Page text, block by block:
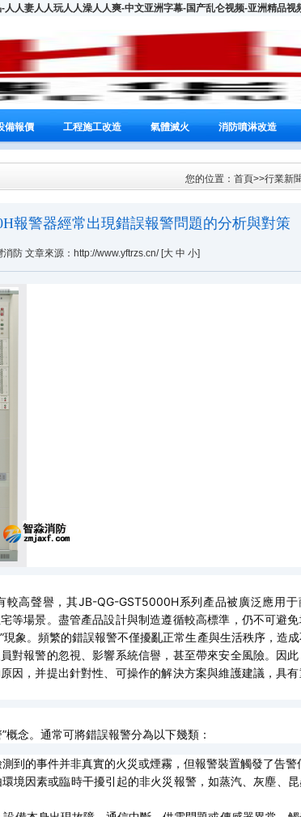
人妻人人玩人人澡人人爽-中文亚洲字幕-国产乱仑视频-亚洲精品
備報價 工程施工改造 氣體滅火 消防噴淋改造
您的位置： 首頁>>行業新
報警器經常出現錯誤報警問題的分析與對策
消防 文章來源：http://www.yftrzs.cn/ [大 中 小]
較高聲譽，其JB-QG-GST5000H系列產品被廣泛應用于
等場景。盡管產品設計與制造遵循較高標準，仍不可避
現象。頻繁的錯誤報警不僅擾亂正常生產與生活秩序，造
對報警的忽視、影響系統信譽，甚至帶來安全風險。因
因，并提出針對性、可操作的解決方案與維護建議，具有
概念。通常可將錯誤報警分為以下幾類：
到的事件并非真實的火災或煙霧，但報警裝置觸發了告警
境因素或臨時干擾引起的非火災報警，如蒸汽、灰塵、